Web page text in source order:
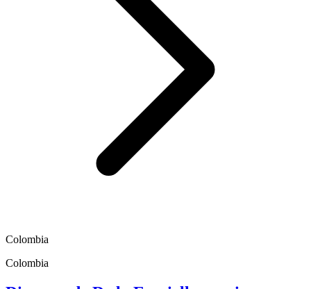
Colombia
Colombia